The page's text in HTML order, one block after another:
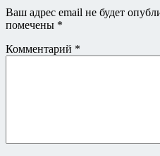
Ваш адрес email не будет
помечены *
Комментарий *